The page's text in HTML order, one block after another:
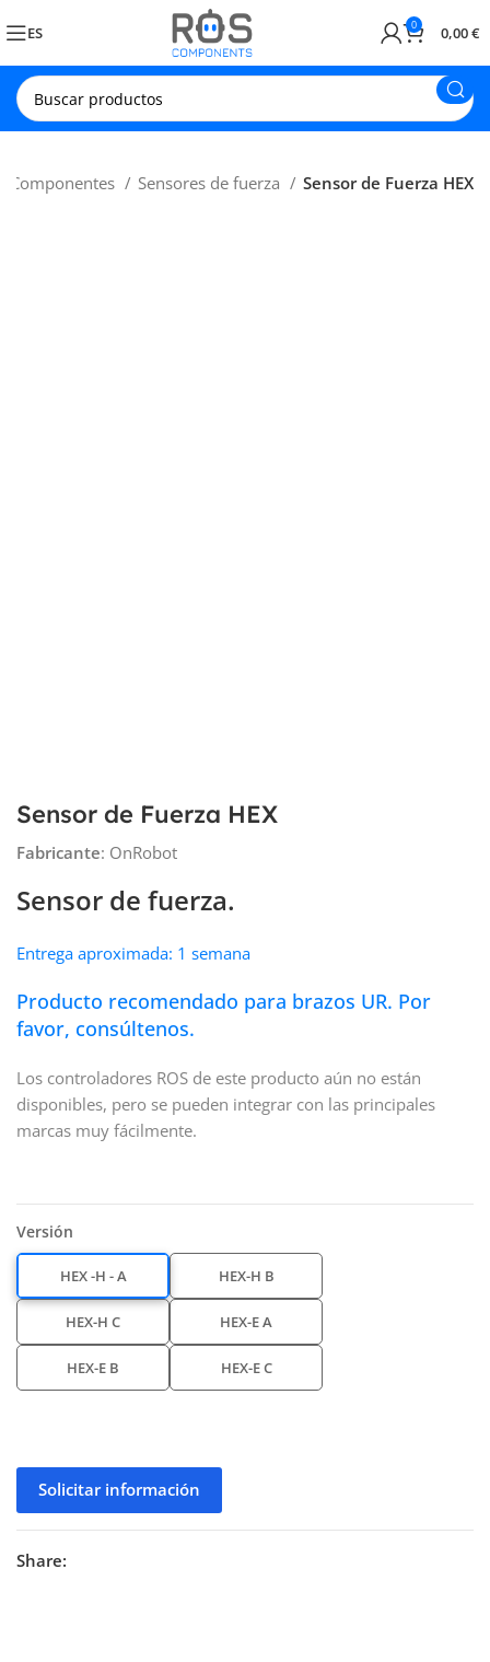
ES 0 0,00€
Componentes Sensores de fuerza Sensor de Fuerza HEX
Sensor de Fuerza HEX
Fabricante: OnRobot
Sensor de fuerza.
Entrega aproximada: 1 semana
Producto recomendado para brazos UR. Por
favor, consúltenos.
Los controladores ROS de este producto aún no están
disponibles, pero se pueden integrar con las principales
marcas muy fácilmente.
Versión
HEX -H - A HEX-H B
HEX-H C HEX-E A
HEX-E B HEX-E C
Solicitar información
Share: